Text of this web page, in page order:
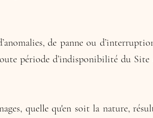
de panne ou
période d’indisponibilité du Site
quelle qu'en soit la nature,